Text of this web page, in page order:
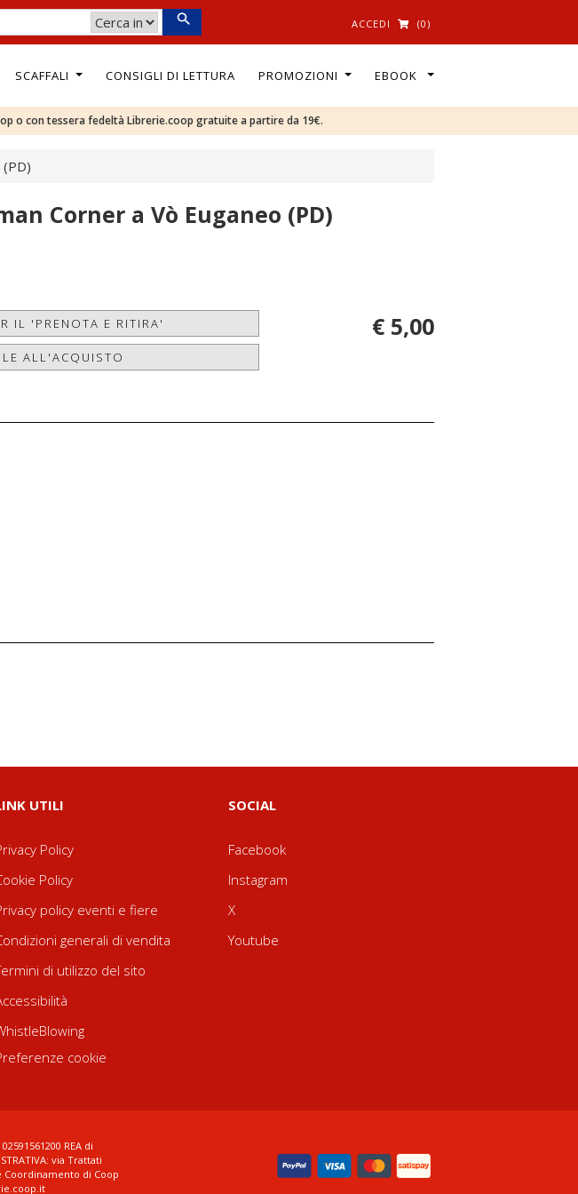
ACCEDI (0)
SCAFFALI CONSIGLI DI LETTURA PROMOZIONI EBOOK
o con tessera fedeltà Librerie.coop gratuite a partire da 19€.
Corner a Vò Euganeo (PD)
IL 'PRENOTA E RITIRA'
ALL'ACQUISTO
€ 5,00
UTILI
Policy
Policy
policy eventi e fiere
generali di vendita
di utilizzo del sito
cookie
SOCIAL
Facebook
Instagram
X
Youtube
REA di
via Trattati
Coordinamento di Coop